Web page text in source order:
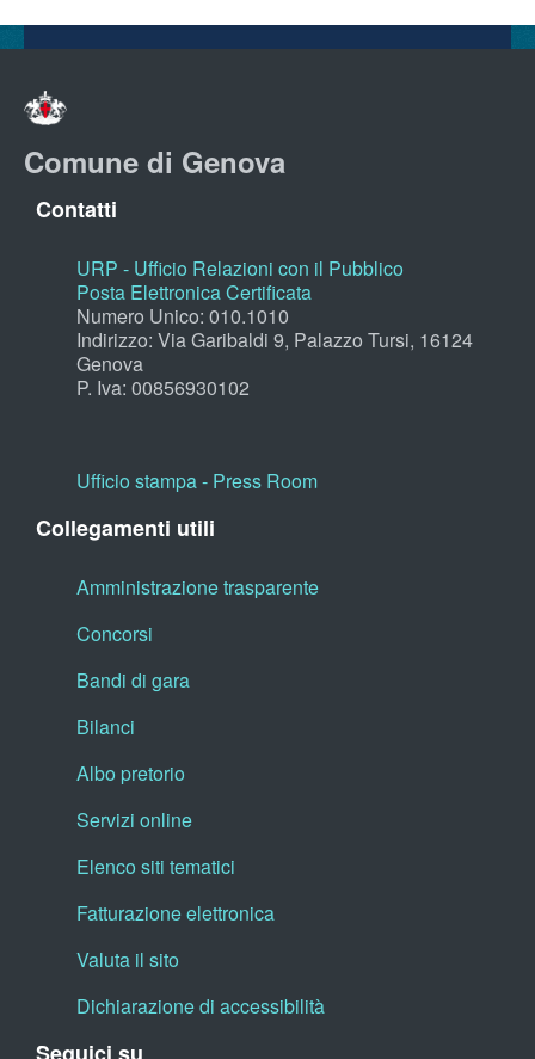
Comune di Genova
Contatti
URP - Ufficio Relazioni con il Pubblico
Posta Elettronica Certificata
Numero Unico: 010.1010
Indirizzo: Via Garibaldi 9, Palazzo Tursi, 16124
Genova
P. Iva: 00856930102
Ufficio stampa - Press Room
Collegamenti utili
Amministrazione trasparente
Concorsi
Bandi di gara
Bilanci
Albo pretorio
Servizi online
Elenco siti tematici
Fatturazione elettronica
Valuta il sito
Dichiarazione di accessibilità